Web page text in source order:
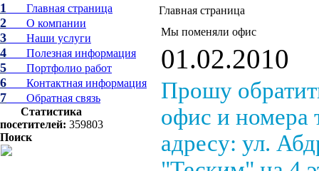
1 Главная страница
2 О компании
3 Наши услуги
4 Полезная информация
5 Портфолио работ
6 Контактная информация
7
Обратная связь
Статистика
посетителей: 359803
Поиск
Главная страница
Мы поменяли офис
01.02.2010
Прошу
офис и номера
адресу: ул.